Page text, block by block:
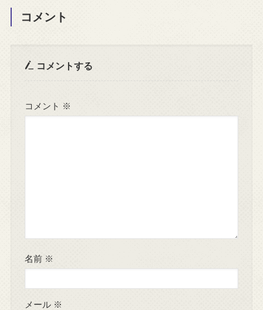
コメント
コメントする
コメント ※
名前 ※
メール ※